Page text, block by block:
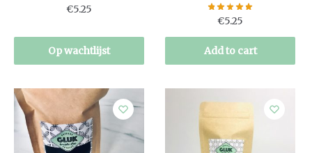
€5.25
Op wachtlijst
€5.25
Add to cart